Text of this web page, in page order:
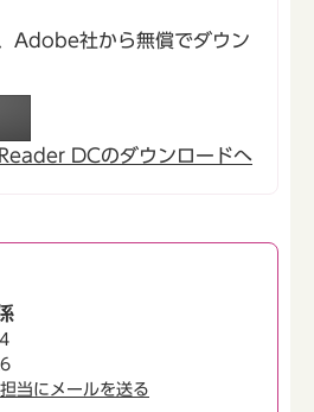
Adobe社から無償でダウン
DCのダウンロードへ
当にメールを送る